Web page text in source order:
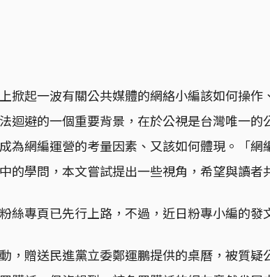
掀起一波有關公共媒體的網絡小編該如何操
迴避的一個重要背景，在於公視是台灣唯一的
為網編運營的考量因素、又該如何體現。「網
的學問，本文嘗試提出一些視角，希望與讀者
絲專頁已先行上路，不過，近日粉專小編的發
，贈送民進黨立委鄭運鵬提供的桌曆，被質疑